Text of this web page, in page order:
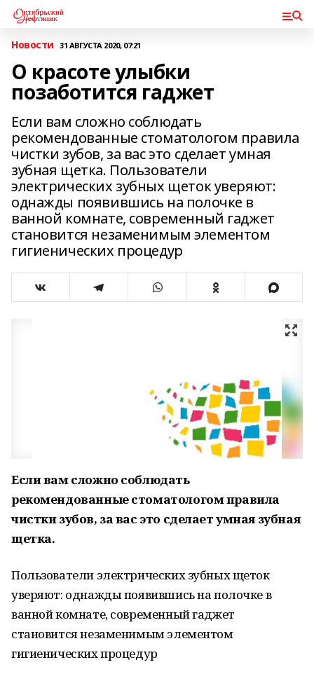
Новости 31 АВГУСТА 2020, 07:21
О красоте улыбки
позаботится гаджет
Если вам сложно соблюдать
рекомендованные стоматологом правила
чистки зубов, за вас это сделает умная
зубная щетка. Пользователи
электрических зубных щеток уверяют:
однажды появившись на полочке в
ванной комнате, современный гаджет
становится незаменимым элементом
гигиенических процедур
Если вам сложно соблюдать
рекомендованные стоматологом правила
чистки зубов, за вас это сделает умная зубная
щетка.
Пользователи электрических зубных щеток
уверяют: однажды появившись на полочке в
ванной комнате, современный гаджет
становится незаменимым элементом
гигиенических процедур